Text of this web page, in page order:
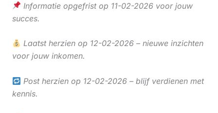
Informatie opgefrist op 11-02-2026 voor jouw
succes.
Laatst herzien op 12-02-2026 – nieuwe inzichten
voor jouw inkomen.
Post herzien op 12-02-2026 – blijf verdienen met
kennis.